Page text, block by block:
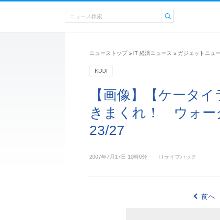
ニューストップ > IT 経済ニュース > ガジェットニュ
KDDI
【画像】【ケータ
きまくれ！ ウォー
23/27
2007年7月17日 10時0分 ITライフハック
前へ